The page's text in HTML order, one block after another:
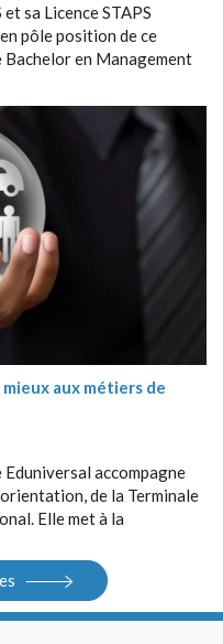
et sa Licence STAPS
pôle position de ce
Bachelor en Management
aux métiers de
Eduniversal accompagne
de la Terminale
Elle met à la